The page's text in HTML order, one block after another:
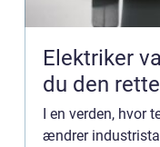
Elektriker vanløse
du den
I en verden, hvor
ændrer